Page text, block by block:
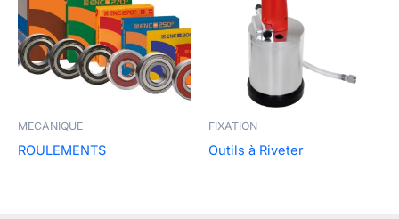
MECANIQUE
ROULEMENTS
FIXATION
Outils à Riveter